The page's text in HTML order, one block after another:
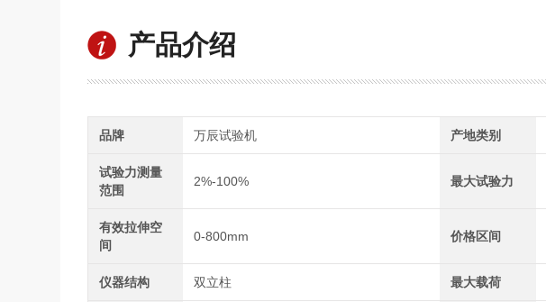
产品介绍
品牌 万辰试验机 产地类别
试验力测量
范围
2%-100% 最大试验力
有效拉伸空
间
0-800mm 价格区间
仪器结构 双立柱 最大载荷